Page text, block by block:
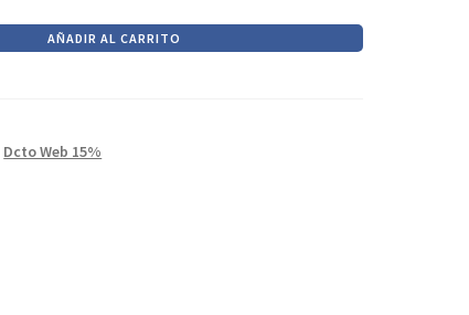
AÑADIR AL CARRITO
Dcto Web 15%